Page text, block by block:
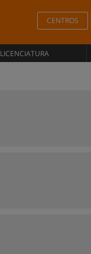
CENTROS
LICENCIATURA